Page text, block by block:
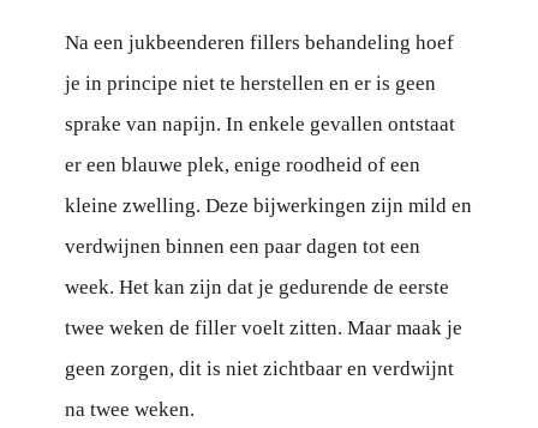
Na een jukbeenderen fillers behandeling hoef
je in principe niet te herstellen en er is geen
sprake van napijn. In enkele gevallen ontstaat
er een blauwe plek, enige roodheid of een
kleine zwelling. Deze bijwerkingen zijn mild en
verdwijnen binnen een paar dagen tot een
week. Het kan zijn dat je gedurende de eerste
twee weken de filler voelt zitten. Maar maak je
geen zorgen, dit is niet zichtbaar en verdwijnt
na twee weken.